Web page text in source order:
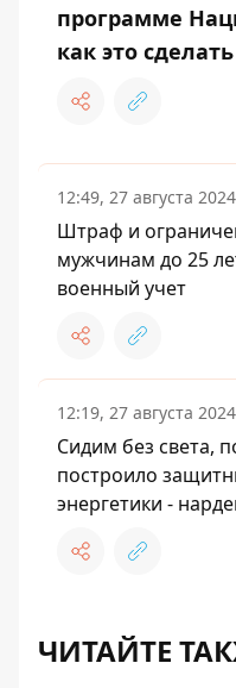
программе
как это
12:49, 27 августа 2024
Штраф и
мужчинам до 25
военный учет
12:19, 27 августа 2024
Сидим без света,
построило
энергетики -
ЧИТАЙТЕ